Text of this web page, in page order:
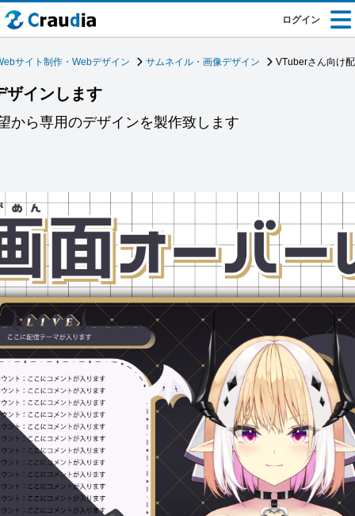
ログイン
サイト制作・Webデザイン サムネイル・画像デザイン VTuberさん向け
ザインします
から専用のデザインを製作致します